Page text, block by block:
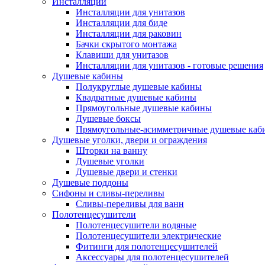
Инсталляции для унитазов
Инсталляции для биде
Инсталляции для раковин
Бачки скрытого монтажа
Клавиши для унитазов
Инсталляции для унитазов - готовые решения
Душевые кабины
Полукруглые душевые кабины
Квадратные душевые кабины
Прямоугольные душевые кабины
Душевые боксы
Прямоугольные-асимметричные душевые
Душевые уголки, двери и ограждения
Шторки на ванну
Душевые уголки
Душевые двери и стенки
Душевые поддоны
Сифоны и сливы-переливы
Сливы-переливы для ванн
Полотенцесушители
Полотенцесушители водяные
Полотенцесушители электрические
Фитинги для полотенцесушителей
Аксессуары для полотенцесушителей